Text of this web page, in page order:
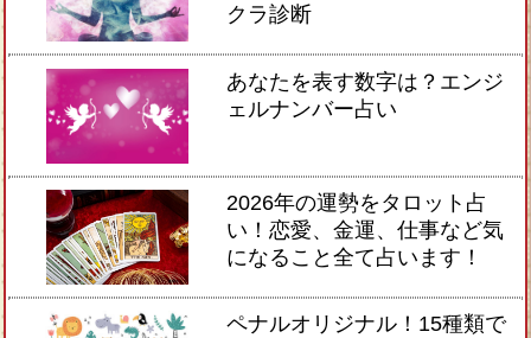
クラ診断
あなたを表す数字は？エンジ
ェルナンバー占い
2026年の運勢をタロット占
い！恋愛、金運、仕事など気
になること全て占います！
ペナルオリジナル！15種類で